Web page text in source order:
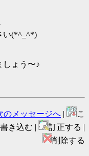
い(*^_^*)
しょう〜♪
のメッセージへ |
こ
き込む |
訂正する |
削除する